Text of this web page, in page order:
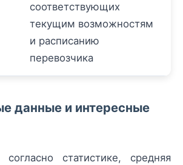
соответствующих
текущим возможностям
и расписанию
перевозчика
данные и интересные
статистике, средняя